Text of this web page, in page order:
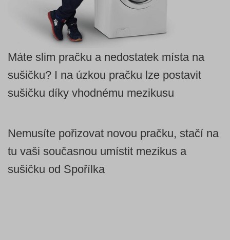
Máte slim pračku a nedostatek místa na
sušičku? I na úzkou pračku lze postavit
sušičku díky vhodnému mezikusu
Nemusíte pořizovat novou pračku, stačí na
tu vaši současnou umístit mezikus a
sušičku od Spořílka